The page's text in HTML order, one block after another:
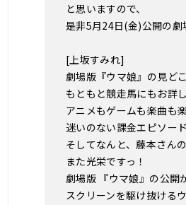
と思いますので、
是非5月24日(金)公開の劇
[上坂すみれ]
劇場版『ウマ娘』の見ど
もともと競走馬にもお詳
アニメもゲームも楽曲も
迷いのない課金エピソー
そしてなんと、藤本さん
また光栄ですっ！
劇場版 『ウマ娘』の公開
スクリーンを駆け抜ける